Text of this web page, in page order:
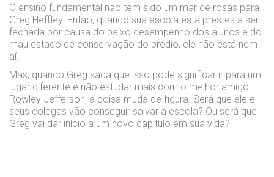
O ensino fundamental não tem sido um mar de rosas para
Greg Heffley. Então, quando sua escola está prestes a ser
fechada por causa do baixo desempenho dos alunos e do
mau estado de conservação do prédio, ele não está nem
aí.
Mas, quando Greg saca que isso pode significar ir para um
lugar diferente e não estudar mais com o melhor amigo
Rowley Jefferson, a coisa muda de figura. Será que ele e
seus colegas vão conseguir salvar a escola? Ou será que
Greg vai dar início a um novo capítulo em sua vida?